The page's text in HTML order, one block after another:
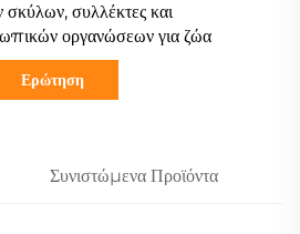
σκύλων, συλλέκτες και
οργανώσεων για ζώα
Ερώτηση
Συνιστώμενα Προϊόντα